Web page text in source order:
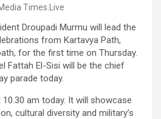
Times.Live
Droupadi Murmu will lead the
from Kartavya Path,
for the first time on Thursday.
Fattah El-Sisi will be the chief
parade today.
am today. It will showcase
cultural diversity and military’s